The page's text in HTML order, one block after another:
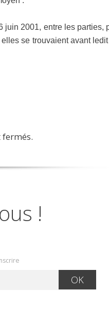
2001, entre les parties,
se trouvaient avant
!